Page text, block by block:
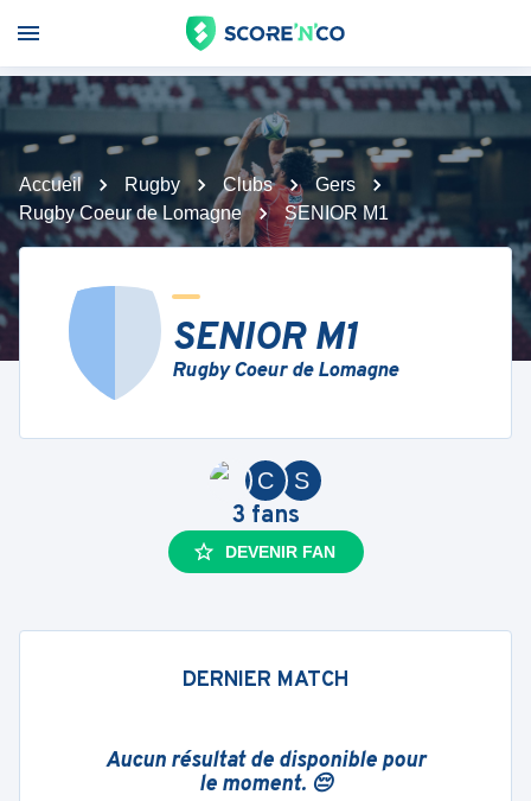
Accueil Rugby Clubs
Gers
Rugby Coeur de Lomagne
SENIOR M1
SENIOR M1
Rugby Coeur de Lomagne
S
C
3 fans
DEVENIR FAN
DERNIER MATCH
Aucun résultat de disponible pour
le moment. 😔